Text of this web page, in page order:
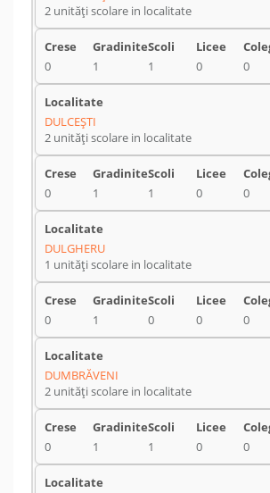
2 unități scolare in localitate
0 1 1 0 0
DULCEŞTI
2 unități scolare in localitate
0 1 1 0 0
DULGHERU
1 unități scolare in localitate
0 1 0 0 0
DUMBRĂVENI
2 unități scolare in localitate
0 1 1 0 0